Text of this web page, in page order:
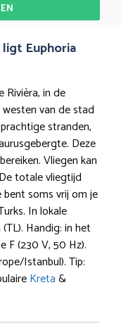
Euphoria
Rivièra, in de
van de stad
stranden,
Deze
Vliegen kan
totale vliegtijd
bent soms vrij om je
In lokale
Handig: in het
(230 V, 50 Hz).
Istanbul). Tip:
Kreta&